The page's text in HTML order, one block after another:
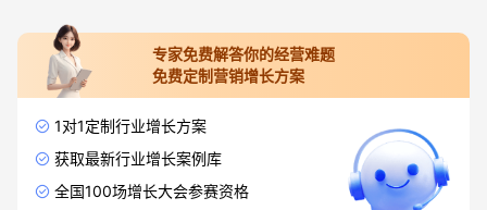
专家免费解答你的经营难题
免费定制营销增长方案
1对1定制行业增长方案
获取最新行业增长案例库
全国100场增长大会参赛资格